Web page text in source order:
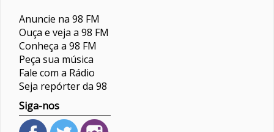
Anuncie na 98 FM
Ouça e veja a 98 FM
Conheça a 98 FM
Peça sua música
Fale com a Rádio
Seja repórter da 98
Siga-nos